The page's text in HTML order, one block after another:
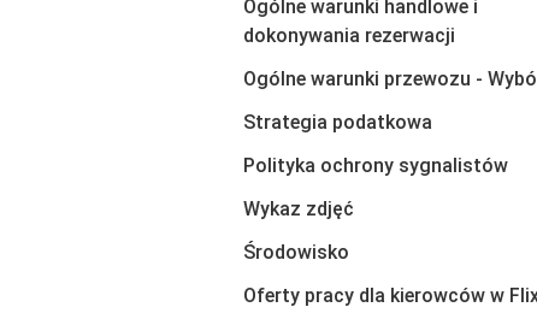
Ogólne warunki handlowe i
dokonywania rezerwacji
Ogólne warunki przewozu -
Strategia podatkowa
Polityka ochrony sygnalistów
Wykaz zdjęć
Środowisko
Oferty pracy dla kierowców w